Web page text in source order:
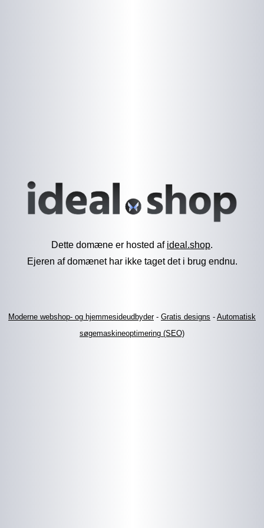
Dette domæne er hosted af ideal.shop.
Ejeren af domænet har ikke taget det i brug endnu.
Moderne webshop- og hjemmesideudbyder- Gratis designs - Automatisk
søgemaskineoptimering (SEO)